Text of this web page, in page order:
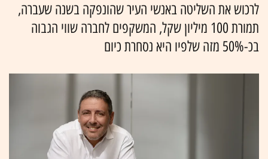
לרכוש את השליטה באנשי העיר שהונפקה בשנה שעברה,
תמורת 100 מיליון שקל, המשקפים לחברה שווי הגבוה
בכ-50% מזה שלפיו היא נסחרת כיום